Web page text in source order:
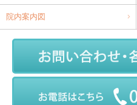
院内案内図